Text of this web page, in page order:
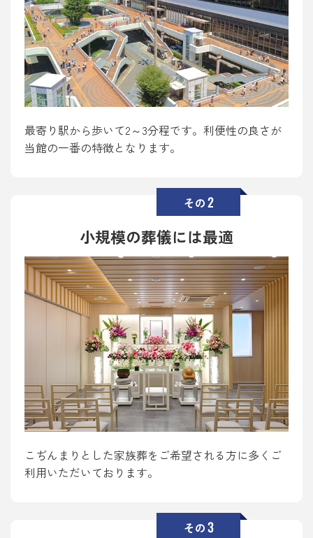
最寄り駅から歩いて2～3分程です。利便性の良さが
当館の一番の特徴となります。
その2
小規模の葬儀には最適
こぢんまりとした家族葬をご希望される方に多くご
利用いただいております。
その3